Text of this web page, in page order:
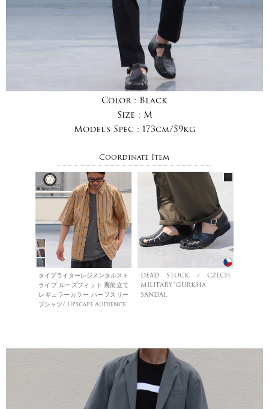
Color : Black
Size : M
Model's Spec : 173cm/59kg
Coordinate Item
タイプライターレジメンタルスト
ライプ ルーズフィット 裏前立て
レギュラーカラー ハーフスリー
ブシャツ/ Upscape Audience
DEAD STOCK / CZECH
MILITARY”GURKHA
SANDAL